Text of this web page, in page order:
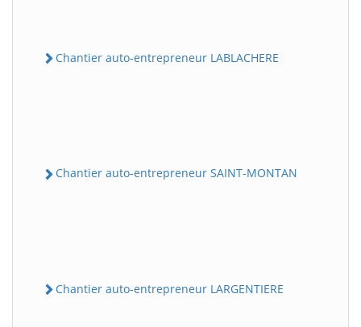
Chantier auto-entrepreneur LABLACHERE
Chantier auto-entrepreneur SAINT-MONTAN
Chantier auto-entrepreneur LARGENTIERE